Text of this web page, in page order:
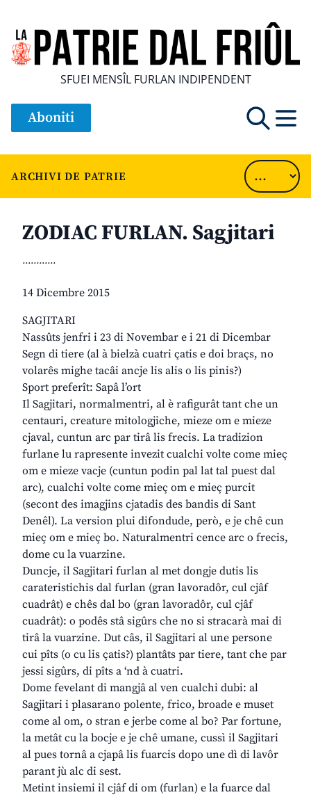
SFUEI MENSÎL FURLAN INDIPENDENT
Aboniti
ARCHIVI DE PATRIE
ZODIAC FURLAN. Sagjitari
............
14 Dicembre 2015
SAGJITARI
Nassûts jenfri i 23 di Novembar e i 21 di Dicembar
Segn di tiere (al à bielzà cuatri çatis e doi braçs, no
volarês mighe tacâi ancje lis alis o lis pinis?)
Sport preferît: Sapâ l’ort
Il Sagjitari, normalmentri, al è rafigurât tant che un
centauri, creature mitologjiche, mieze om e mieze
cjaval, cuntun arc par tirâ lis frecis. La tradizion
furlane lu rapresente invezit cualchi volte come mieç
om e mieze vacje (cuntun podin pal lat tal puest dal
arc), cualchi volte come mieç om e mieç purcit
(secont des imagjins cjatadis des bandis di Sant
Denêl). La version plui difondude, però, e je chê cun
mieç om e mieç bo. Naturalmentri cence arc o frecis,
dome cu la vuarzine.
Duncje, il Sagjitari furlan al met dongje dutis lis
carateristichis dal furlan (gran lavoradôr, cul cjâf
cuadrât) e chês dal bo (gran lavoradôr, cul cjâf
cuadrât): o podês stâ sigûrs che no si stracarà mai di
tirâ la vuarzine. Dut câs, il Sagjitari al une persone
cui pîts (o cu lis çatis?) plantâts par tiere, tant che par
jessi sigûrs, di pîts a ‘nd à cuatri.
Dome fevelant di mangjâ al ven cualchi dubi: al
Sagjitari i plasarano polente, frico, broade e muset
come al om, o stran e jerbe come al bo? Par fortune,
la metât cu la bocje e je chê umane, cussì il Sagjitari
al pues tornâ a cjapâ lis fuarcis dopo une dì di lavôr
parant jù alc di sest.
Metint insiemi il cjâf di om (furlan) e la fuarce dal